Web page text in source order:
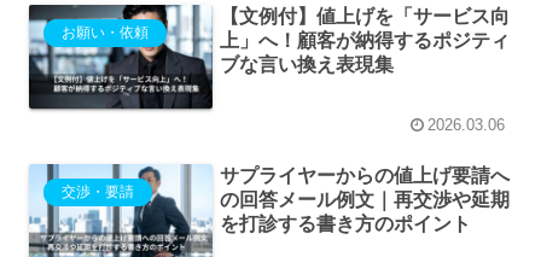
お願い・依頼
【文例付】値上げを「サービス向
上」へ！顧客が納得するポジティ
ブな言い換え表現集
2026.03.06
交渉・要請
サプライヤーからの値上げ要請へ
の回答メール例文｜再交渉や延期
を打診する書き方のポイント